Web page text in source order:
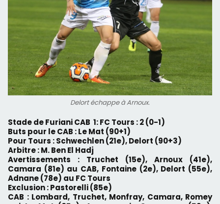
Delort échappe à Arnoux.
Stade de Furiani CAB 1: FC Tours : 2 (0-1)
Buts pour le CAB : Le Mat (90+1)
Pour Tours : Schwechlen (21e), Delort (90+3)
Arbitre : M. Ben El Hadj
Avertissements : Truchet (15e), Arnoux (41e),
Camara (81e) au CAB, Fontaine (2e), Delort (55e),
Adnane (78e) au FC Tours
Exclusion : Pastorelli (85e)
CAB : Lombard, Truchet, Monfray, Camara, Romey